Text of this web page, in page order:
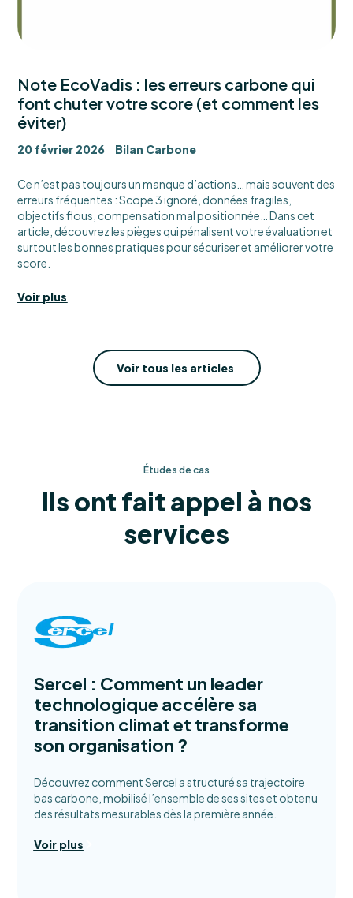
Note EcoVadis : les erreurs carbone qui
font chuter votre score (et comment les
éviter)
20 février 2026 Bilan Carbone
Ce n’est pas toujours un manque d’actions… mais souvent des
erreurs fréquentes : Scope 3 ignoré, données fragiles,
objectifs flous, compensation mal positionnée… Dans cet
article, découvrez les pièges qui pénalisent votre évaluation et
surtout les bonnes pratiques pour sécuriser et améliorer votre
score.
Voir plus
Voir tous les articles
Études de cas
Ils ont fait appel à nos
services
Sercel : Comment un leader
technologique accélère sa
transition climat et transforme
son organisation ?
Découvrez comment Sercel a structuré sa trajectoire
bas carbone, mobilisé l’ensemble de ses sites et obtenu
des résultats mesurables dès la première année.
Voir plus